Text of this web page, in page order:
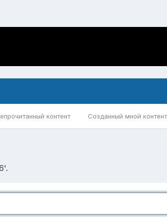
контент Созданный мной контент